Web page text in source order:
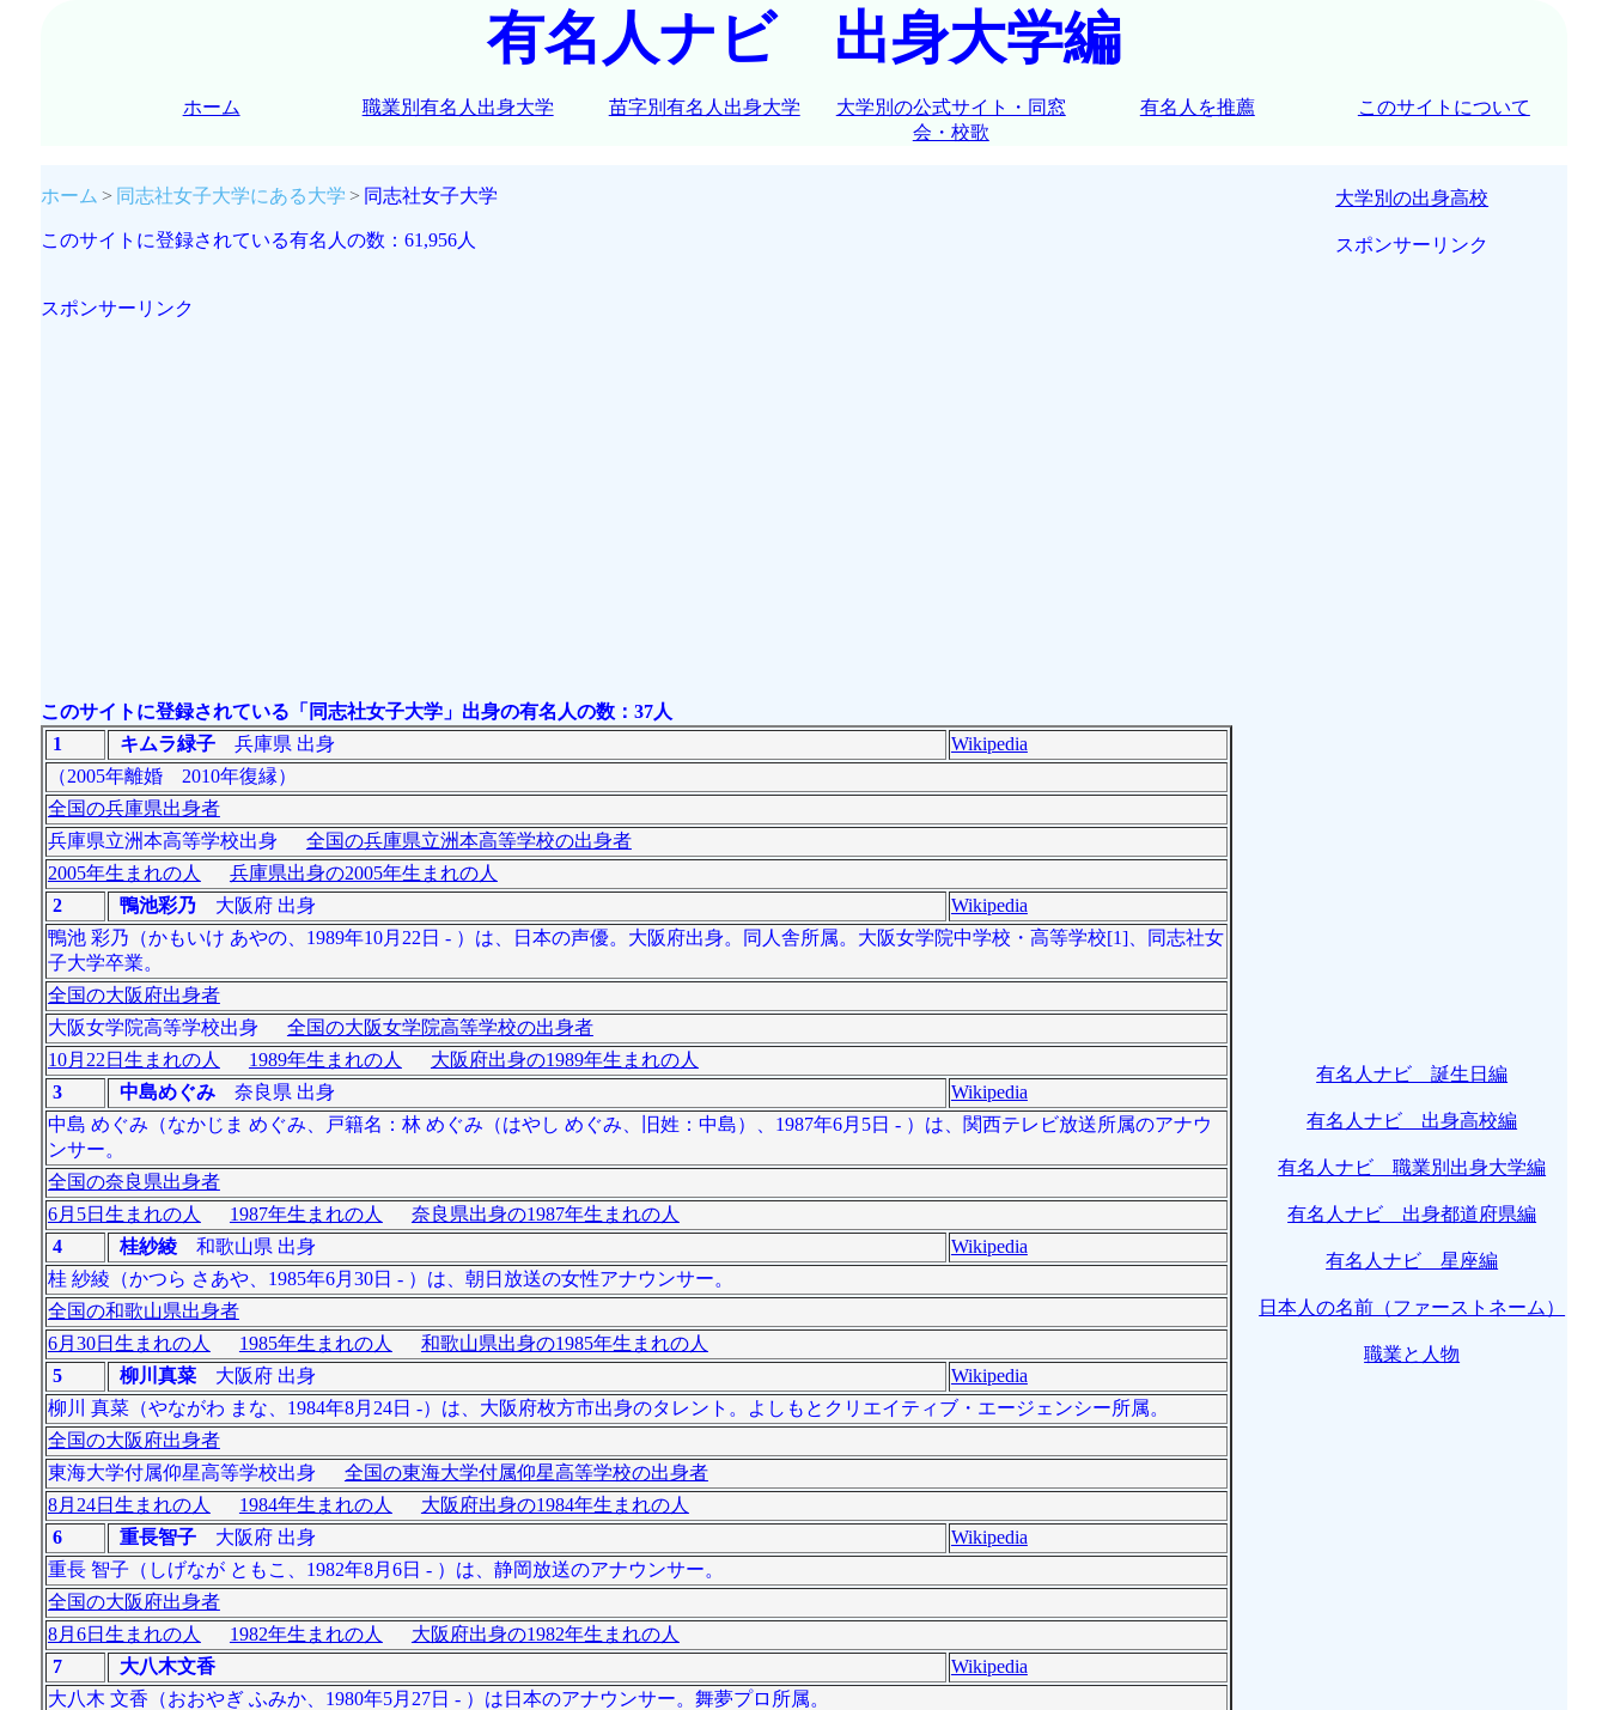
有名人ナビ 出身大学編
ホーム 職業別有名人出身大学 苗字別有名人出身大学
大学別の公式サイト・同窓
会・校歌
有名人を推薦 このサイトについて
ホーム 同志社女子大学にある大学 同志社女子大学
このサイトに登録されている有名人の数：61,956人
スポンサーリンク
このサイトに登録されている「同志社女子大学」出身の有名人の数：37人
1
キムラ緑子兵庫県 出身
Wikipedia
（2005年離婚 2010年復縁）
全国の兵庫県出身者
兵庫県立洲本高等学校出身 全国の兵庫県立洲本高等学校の出身者
2005年生まれの人
兵庫県出身の2005年生まれの人
2
鴨池彩乃大阪府 出身
Wikipedia
鴨池 彩乃（かもいけ あやの、1989年10月22日 - ）は、日本の声優。大阪府出身。同人舎所属。大阪女学院中学校・高等学校[1]、同志社女
子大学卒業。
全国の大阪府出身者
大阪女学院高等学校出身 全国の大阪女学院高等学校の出身者
10月22日生まれの人
1989年生まれの人
大阪府出身の1989年生まれの人
3
中島めぐみ奈良県 出身
Wikipedia
中島 めぐみ（なかじま めぐみ、戸籍名：林 めぐみ（はやし めぐみ、旧姓：中島）、1987年6月5日 - ）は、関西テレビ放送所属のアナウ
ンサー。
全国の奈良県出身者
6月5日生まれの人
1987年生まれの人
奈良県出身の1987年生まれの人
4
桂紗綾和歌山県 出身
Wikipedia
桂 紗綾（かつら さあや、1985年6月30日 - ）は、朝日放送の女性アナウンサー。
全国の和歌山県出身者
6月30日生まれの人
1985年生まれの人
和歌山県出身の1985年生まれの人
5
柳川真菜大阪府 出身
Wikipedia
柳川 真菜（やながわ まな、1984年8月24日 -）は、大阪府枚方市出身のタレント。よしもとクリエイティブ・エージェンシー所属。
全国の大阪府出身者
東海大学付属仰星高等学校出身 全国の東海大学付属仰星高等学校の出身者
8月24日生まれの人
1984年生まれの人
大阪府出身の1984年生まれの人
6
重長智子大阪府 出身
Wikipedia
重長 智子（しげなが ともこ、1982年8月6日 - ）は、静岡放送のアナウンサー。
全国の大阪府出身者
8月6日生まれの人
1982年生まれの人
大阪府出身の1982年生まれの人
7
大八木文香
Wikipedia
大八木 文香（おおやぎ ふみか、1980年5月27日 - ）は日本のアナウンサー。舞夢プロ所属。
大学別の出身高校
スポンサーリンク
有名人ナビ 誕生日編
有名人ナビ 出身高校編
有名人ナビ 職業別出身大学編
有名人ナビ 出身都道府県編
有名人ナビ 星座編
日本人の名前（ファーストネーム）
職業と人物